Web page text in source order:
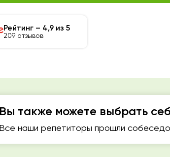
Вы также можете выбрать
Все наши репетиторы прошли
Рейтинг – 4,9 из 5
209 отзывов